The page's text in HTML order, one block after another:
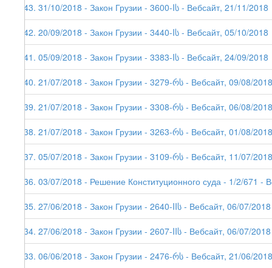
143. 31/10/2018 - Закон Грузии - 3600-Iს - Вебсайт, 21/11/2018
142. 20/09/2018 - Закон Грузии - 3440-Iს - Вебсайт, 05/10/2018
141. 05/09/2018 - Закон Грузии - 3383-Iს - Вебсайт, 24/09/2018
140. 21/07/2018 - Закон Грузии - 3279-რს - Вебсайт, 09/08/2018
139. 21/07/2018 - Закон Грузии - 3308-რს - Вебсайт, 06/08/2018
138. 21/07/2018 - Закон Грузии - 3263-რს - Вебсайт, 01/08/2018
137. 05/07/2018 - Закон Грузии - 3109-რს - Вебсайт, 11/07/2018
136. 03/07/2018 - Решение Конституционного суда - 1/2/671 -
135. 27/06/2018 - Закон Грузии - 2640-IIს - Вебсайт, 06/07/2018
134. 27/06/2018 - Закон Грузии - 2607-IIს - Вебсайт, 06/07/2018
133. 06/06/2018 - Закон Грузии - 2476-რს - Вебсайт, 21/06/